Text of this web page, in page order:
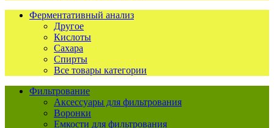
Ферментативный анализ
Другое
Кислоты
Сахара
Спирты
Все товары категории
Фильтрование
Аксессуары для фильтрования
Воронки
Емкости для фильтрования